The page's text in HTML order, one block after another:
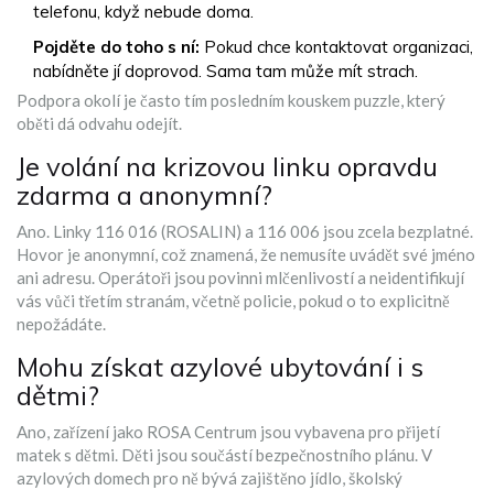
telefonu, když nebude doma.
Pojděte do toho s ní: Pokud chce kontaktovat organizaci,
nabídněte jí doprovod. Sama tam může mít strach.
Podpora okolí je často tím posledním kouskem puzzle, který
oběti dá odvahu odejít.
Je volání na krizovou linku opravdu
zdarma a anonymní?
Ano. Linky 116 016 (ROSALIN) a 116 006 jsou zcela bezplatné.
Hovor je anonymní, což znamená, že nemusíte uvádět své jméno
ani adresu. Operátoři jsou povinni mlčenlivostí a neidentifikují
vás vůči třetím stranám, včetně policie, pokud o to explicitně
nepožádáte.
Mohu získat azylové ubytování i s
dětmi?
Ano, zařízení jako ROSA Centrum jsou vybavena pro přijetí
matek s dětmi. Děti jsou součástí bezpečnostního plánu. V
azylových domech pro ně bývá zajištěno jídlo, školský